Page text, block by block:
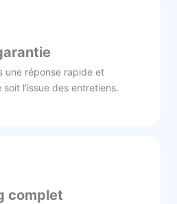
une réponse rapide et
l’issue des entretiens.
complet